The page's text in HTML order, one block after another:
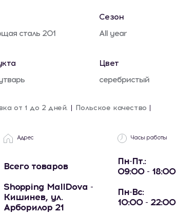
сталь 201
Сезон
All year
Цвет
серебристый
от 1 до 2 дней. Польское качество
Адрес Часы работы
Всего товаров
Пн-Пт.:
09:00 - 18:00
Shopping MallDova -
Кишинев, ул.
Арборилор 21
Пн-Вс:
10:00 - 22:00